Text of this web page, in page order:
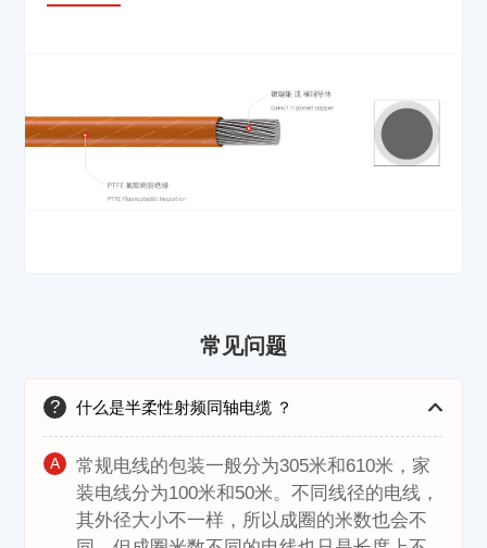
常见问题
? 什么是半柔性射频同轴电缆 ？
A
常规电线的包装一般分为305米和610米，家
装电线分为100米和50米。不同线径的电线，
其外径大小不一样，所以成圈的米数也会不